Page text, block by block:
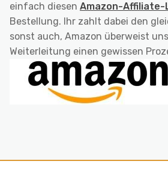
einfach diesen Amazon-Affiliate-
Bestellung. Ihr zahlt dabei den
sonst auch, Amazon überweist
Weiterleitung einen gewissen